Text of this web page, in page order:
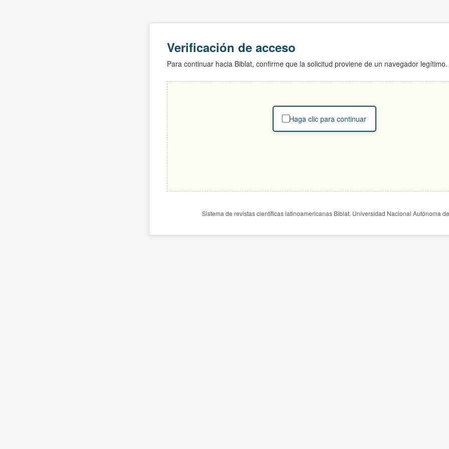
Verificación de acceso
Para continuar hacia Biblat, confirme que la solicitud proviene de un navegador legítimo.
Haga clic para continuar
Sistema de revistas científicas latinoamericanas Biblat. Universidad Nacional Autónoma